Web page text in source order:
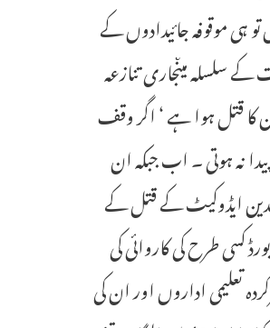
موقوفہ جائیدادوں کے
کے سلسلہ میںجاری تنازعہ
کا قتل ہوا ہے ‘ اگر وقف
نہ ہوتی ۔ اب جبکہ ان
ایڈوکیٹ کے قتل کے
کسی طرح کی کاروائی کی
تعلیمی اداروں اور ان کی